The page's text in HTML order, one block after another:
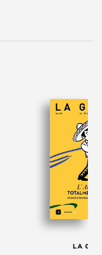
LA